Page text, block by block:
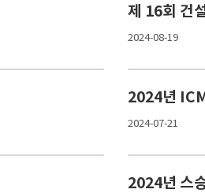
제 16회 건
2024-08-19
2024년
2024-07-21
2024년 스